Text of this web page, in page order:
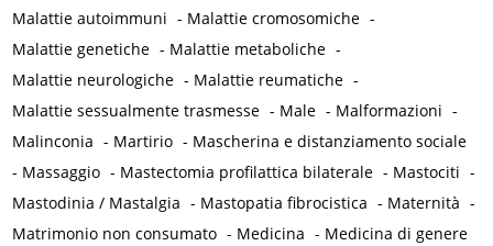
Malattie autoimmuni - Malattie cromosomiche -
Malattie genetiche - Malattie metaboliche -
Malattie neurologiche - Malattie reumatiche -
Malattie sessualmente trasmesse - Male - Malformazioni -
Malinconia - Martirio - Mascherina e distanziamento sociale
- Massaggio - Mastectomia profilattica bilaterale - Mastociti -
Mastodinia / Mastalgia - Mastopatia fibrocistica - Maternità -
Matrimonio non consumato - Medicina - Medicina di genere